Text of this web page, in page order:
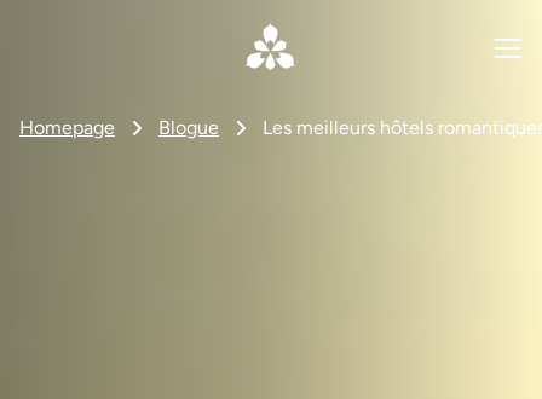
Homepage Blogue Les meilleurs hôtels